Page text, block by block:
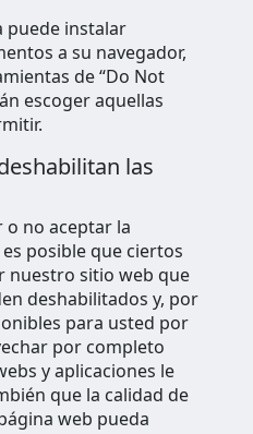
puede instalar
a su navegador,
de “Do Not
escoger aquellas
las
o no aceptar la
posible que ciertos
nuestro sitio web que
deshabilitados y, por
para usted por
por completo
y aplicaciones le
que la calidad de
web pueda